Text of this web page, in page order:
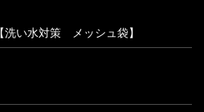
洗い水対策 メッシュ袋】